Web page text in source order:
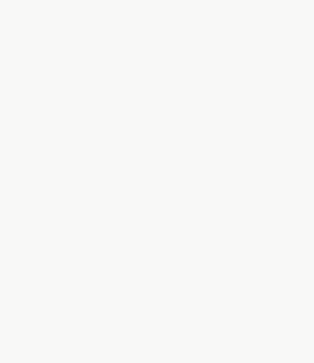
Это идиотская война. Как
желание что-нибудь делать, но
ездить на концерты,
80% людей не понимают, что
деньги, ходят в клубы… Лучше